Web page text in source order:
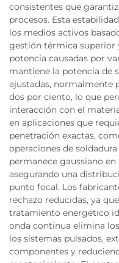
consistentes que
procesos. Esta
los medios activos
gestión térmica superior
potencia causadas por
mantiene la potencia de
ajustadas, normalmente
dos por ciento, lo que
interacción con el
en aplicaciones que
penetración exactas,
operaciones de
permanece gaussiano
asegurando una
punto focal. Los
rechazo reducidas, ya
tratamiento energético
onda continua elimina
los sistemas pulsados,
componentes y